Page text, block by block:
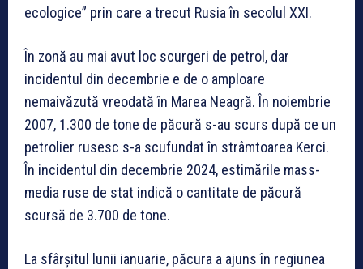
ecologice” prin care a trecut Rusia în secolul XXI.
În zonă au mai avut loc scurgeri de petrol, dar
incidentul din decembrie e de o amploare
nemaivăzută vreodată în Marea Neagră. În noiembrie
2007, 1.300 de tone de păcură s-au scurs după ce un
petrolier rusesc s-a scufundat în strâmtoarea Kerci.
În incidentul din decembrie 2024, estimările mass-
media ruse de stat indică o cantitate de păcură
scursă de 3.700 de tone.
La sfârșitul lunii ianuarie, păcura a ajuns în regiunea